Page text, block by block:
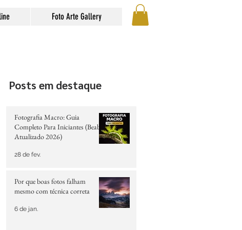
Foto Arte Gallery
Posts em destaque
Fotografia Macro: Guia
Completo Para Iniciantes (Beabá
Atualizado 2026)
28 de fev.
Por que boas fotos falham
mesmo com técnica correta
6 de jan.